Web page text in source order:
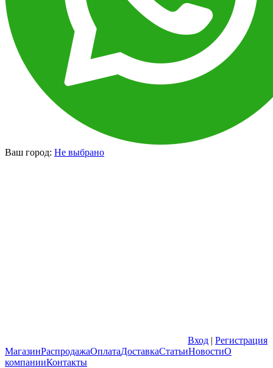
Ваш город: Не выбрано
Вход | Регистрация
МагазинРаспродажаОплатаДоставкаСтатьиНовостиО
компанииКонтакты